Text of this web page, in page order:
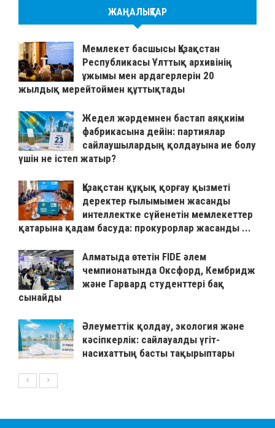
ЖАҢАЛЫҚТАР
Мемлекет басшысы Қазақстан
Республикасы Ұлттық архивінің
ұжымы мен ардагерлерін 20
жылдық мерейтоймен құттықтады
Жедел жәрдемнен бастап аяқкиім
фабрикасына дейін: партиялар
сайлаушылардың қолдауына ие болу
үшін не істеп жатыр?
Қазақстан құқық қорғау қызметі
деректер ғылымымен жасанды
интеллектке сүйенетін мемлекеттер
қатарына қадам басуда: прокурорлар жасанды ...
Алматыда өтетін FIDE әлем
чемпионатында Оксфорд, Кембридж
және Гарвард студенттері бақ
сынайды
Әлеуметтік қолдау, экология және
кәсіпкерлік: сайлауалды үгіт-
насихаттың басты тақырыптары